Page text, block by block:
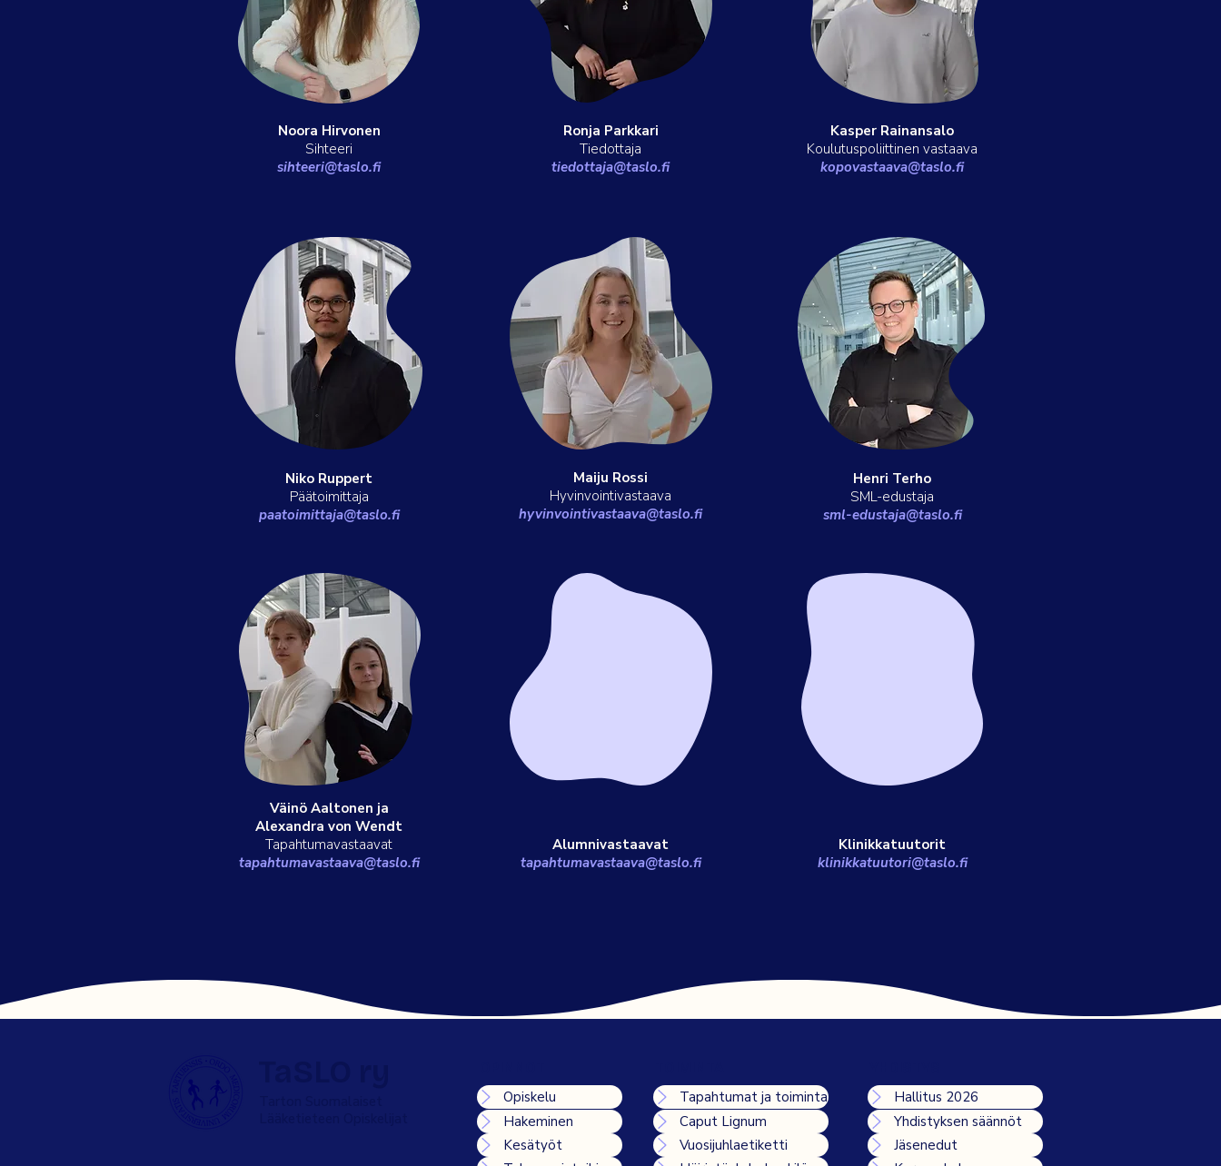
Noora Hirvonen
Sihteeri
sihteeri@taslo.fi
Ronja Parkkari
Tiedottaja
tiedottaja@taslo.fi
Kasper Rainansalo
Koulutuspoliittinen vastaava
kopovastaava@taslo.fi
Niko Ruppert
Päätoimittaja
paatoimittaja@taslo.fi
Maiju Rossi
Hyvinvointivastaava
hyvinvointivastaava@taslo.fi
Henri Terho
SML-edustaja
sml-edustaja@taslo.fi
Väinö Aaltonen ja
Alexandra von Wendt
Tapahtumavastaavat
tapahtumavastaava@taslo.fi
Alumnivastaavat
tapahtumavastaava@taslo.fi
Klinikkatuutorit
klinikkatuutori@taslo.fi
Opiskelu
Hakeminen
Kesätyöt
Tapahtumat ja toiminta
Caput Lignum
Vuosijuhlaetiketti
Hallitus 2026
Yhdistyksen säännöt
Jäsenedut